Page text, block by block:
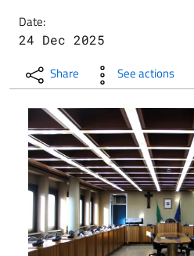
Date:
24 Dec 2025
Share See actions